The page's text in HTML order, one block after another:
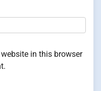
in this browser